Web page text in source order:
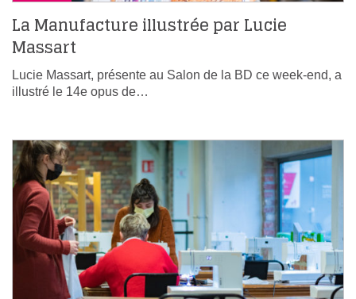
La Manufacture illustrée par Lucie
Massart
Lucie Massart, présente au Salon de la BD ce week-end, a
illustré le 14e opus de…